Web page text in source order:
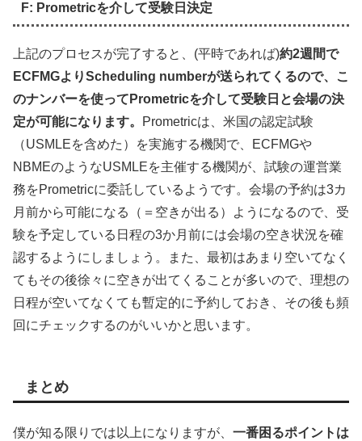
F: Prometricを介して受験日決定
上記のプロセスが完了すると、(平時であれば)約2週間で
ECFMGよりScheduling numberが送られてくるので、こ
のナンバーを使ってPrometricを介して受験日と会場の決
定が可能になります。
Prometricは、米国の認定試験
（USMLEを含めた）を実施する機関で、ECFMGや
NBMEのようなUSMLEを主催する機関が、試験の運営業
務をPrometricに委託しているようです。会場の予約は3カ
月前から可能になる（＝空きが出る）ようになるので、受
験を予定している日程の3か月前には会場の空き状況を確
認するようにしましょう。また、最初はあまり空いてなく
てもその後徐々に空きが出てくることが多いので、理想の
日程が空いてなくても暫定的に予約しておき、その後も頻
回にチェックするのがいいかと思います。
まとめ
僕が知る限りでは以上になりますが、 一番困るポイントは